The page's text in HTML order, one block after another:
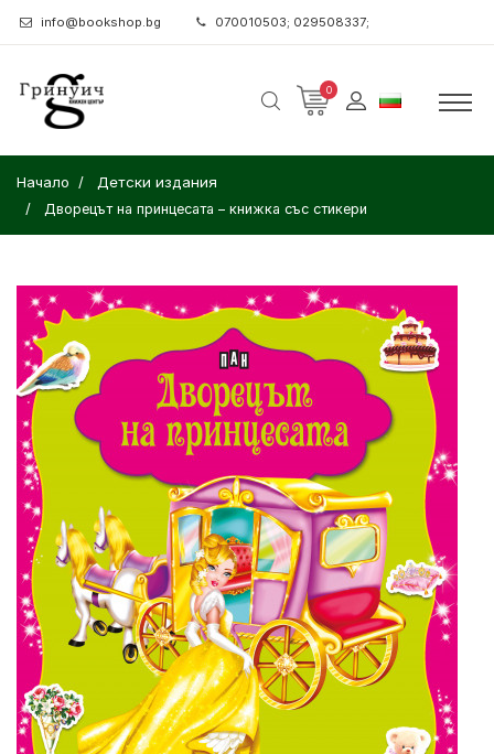
info@bookshop.bg 070010503; 029508337;
0
Начало Детски издания
Дворецът на принцесата – книжка със стикери